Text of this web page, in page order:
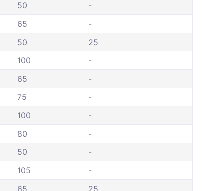
50
-
65
-
50
25
100
-
65
-
75
-
100
-
80
-
50
-
105
-
65
25